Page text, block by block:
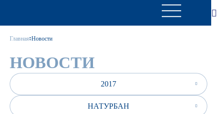
Главная Новости
НОВОСТИ
2017
НАТУРБАН